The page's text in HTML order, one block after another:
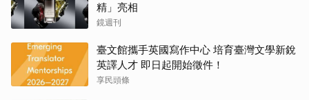
精」亮相
鏡週刊
臺文館攜手英國寫作中心 培育臺灣文學新銳
英譯人才 即日起開始徵件！
享民頭條